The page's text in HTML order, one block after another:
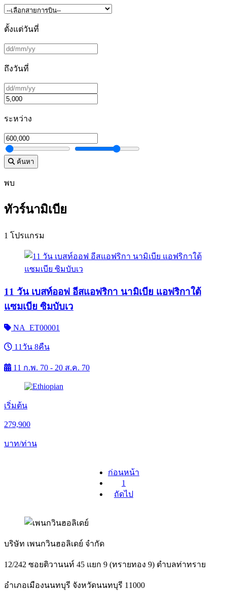
ตั้งแต่วันที่
ถึงวันที่
ระหว่าง
ค้นหา
พบ
ทัวร์นามิเบีย
1 โปรแกรม
11 วัน เบสท์ออฟ อีสแอฟริกา นามิเบีย แอฟริกาใต้
แซมเบีย ซิมบับเว
NA_ET00001
11วัน 8คืน
11 ก.พ. 70 - 20 ส.ค. 70
เริ่มต้น
279,900
บาท/ท่าน
ก่อนหน้า
1
ถัดไป
บริษัท เพนกวินฮอลิเดย์ จำกัด
12/242 ซอยติวานนท์ 45 แยก 9 (ทรายทอง 9) ตำบลท่าทราย
อำเภอเมืองนนทบุรี จังหวัดนนทบุรี 11000